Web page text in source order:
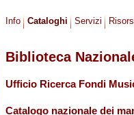
Info Cataloghi Servizi
Biblioteca
Ufficio Ricerca Fondi
Catalogo nazionale dei